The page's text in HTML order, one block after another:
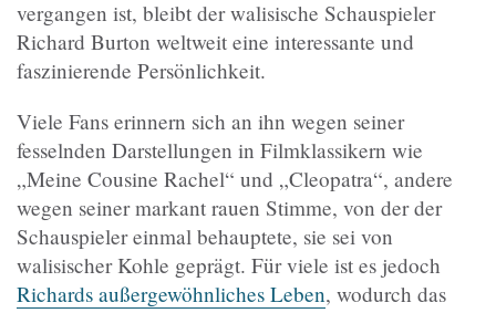
vergangen ist, bleibt der walisische Schauspieler
Richard Burton weltweit eine interessante und
faszinierende Persönlichkeit.
Viele Fans erinnern sich an ihn wegen seiner
fesselnden Darstellungen in Filmklassikern wie
„Meine Cousine Rachel“ und „Cleopatra“, andere
wegen seiner markant rauen Stimme, von der der
Schauspieler einmal behauptete, sie sei von
walisischer Kohle geprägt. Für viele ist es jedoch
Richards außergewöhnliches Leben, wodurch das